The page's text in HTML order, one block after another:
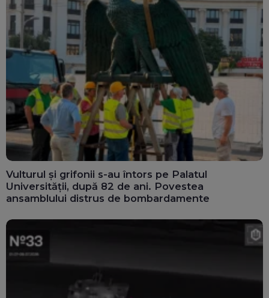
Vulturul și grifonii s-au întors pe Palatul
Universității, după 82 de ani. Povestea
ansamblului distrus de bombardamente